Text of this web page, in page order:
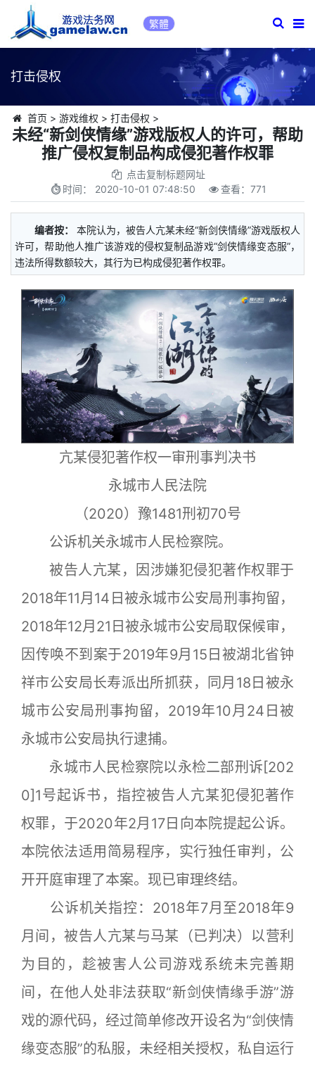
繁體
打击侵权
首页 > 游戏维权 > 打击侵权 >
未经“新剑侠情缘”游戏版权人的许可，帮助
推广侵权复制品构成侵犯著作权罪
点击复制标题网址
时间： 2020-10-01 07:48:50 查看： 771
编者按：
本院认为，被告人亢某未经“新剑侠情缘”游戏版权人
许可，帮助他人推广该游戏的侵权复制品游戏“剑侠情缘变态服”，
违法所得数额较大，其行为已构成侵犯著作权罪。
亢某侵犯著作权一审刑事判决书
永城市人民法院
（2020）豫1481刑初70号
公诉机关永城市人民检察院。
被告人亢某，因涉嫌犯侵犯著作权罪于
2018年11月14日被永城市公安局刑事拘留，
2018年12月21日被永城市公安局取保候审，
因传唤不到案于2019年9月15日被湖北省钟
祥市公安局长寿派出所抓获，同月18日被永
城市公安局刑事拘留，2019年10月24日被
永城市公安局执行逮捕。
永城市人民检察院以永检二部刑诉[202
0]1号起诉书，指控被告人亢某犯侵犯著作
权罪，于2020年2月17日向本院提起公诉。
本院依法适用简易程序，实行独任审判，公
开开庭审理了本案。现已审理终结。
公诉机关指控：2018年7月至2018年9
月间，被告人亢某与马某（已判决）以营利
为目的，趁被害人公司游戏系统未完善期
间，在他人处非法获取“新剑侠情缘手游”游
戏的源代码，经过简单修改开设名为“剑侠情
缘变态服”的私服，未经相关授权，私自运行